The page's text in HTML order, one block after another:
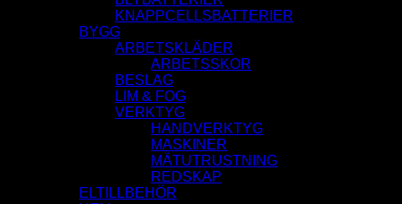
KNAPPCELLSBATTERIER
BYGG
ARBETSKLÄDER
ARBETSSKOR
BESLAG
LIM & FOG
VERKTYG
HANDVERKTYG
MASKINER
MÄTUTRUSTNING
REDSKAP
ELTILLBEHÖR